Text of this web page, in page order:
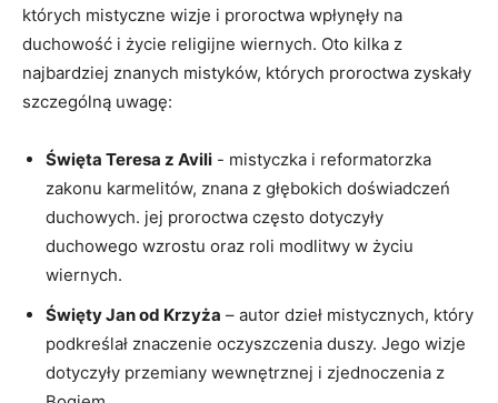
których mistyczne wizje⁢ i proroctwa wpłynęły​ na
duchowość i ⁢życie religijne ⁢wiernych. Oto kilka z
najbardziej ⁢znanych mistyków, których ‍proroctwa zyskały
szczególną uwagę:
Święta Teresa⁣ z ‌Avili ⁢-⁢ mistyczka i reformatorzka
zakonu⁣ karmelitów, ⁢znana z głębokich doświadczeń
duchowych. ​jej proroctwa często dotyczyły
duchowego wzrostu oraz roli modlitwy w życiu
wiernych.
Święty Jan od‌ Krzyża – autor dzieł mistycznych, który
podkreślał znaczenie oczyszczenia ⁤duszy. Jego wizje
dotyczyły przemiany wewnętrznej i ⁣zjednoczenia z